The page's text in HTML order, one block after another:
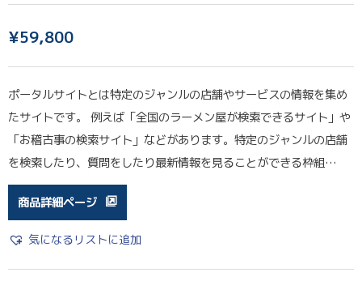
¥59,800
ポータルサイトとは特定のジャンルの店舗やサービスの情報を集め
たサイトです。 例えば「全国のラーメン屋が検索できるサイト」や
「お稽古事の検索サイト」などがあります。特定のジャンルの店舗
を検索したり、質問をしたり最新情報を見ることができる枠組…
商品詳細ページ
気になるリストに追加